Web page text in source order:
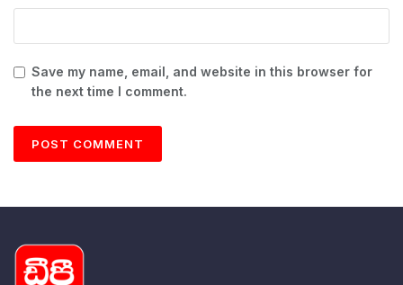
Save my name, email, and website in this browser for
the next time I comment.